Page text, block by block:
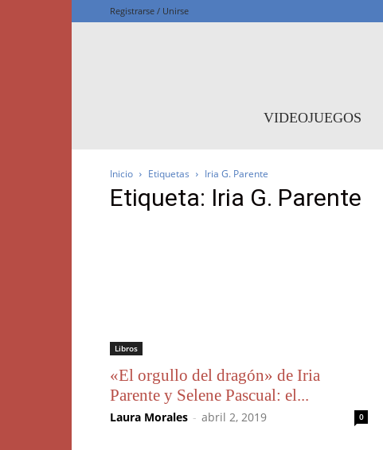
Registrarse / Unirse
VIDEOJUEGOS
Inicio Etiquetas Iria G. Parente
Etiqueta: Iria G. Parente
Libros
«El orgullo del dragón» de Iria
Parente y Selene Pascual: el...
Laura Morales - abril 2, 2019 0